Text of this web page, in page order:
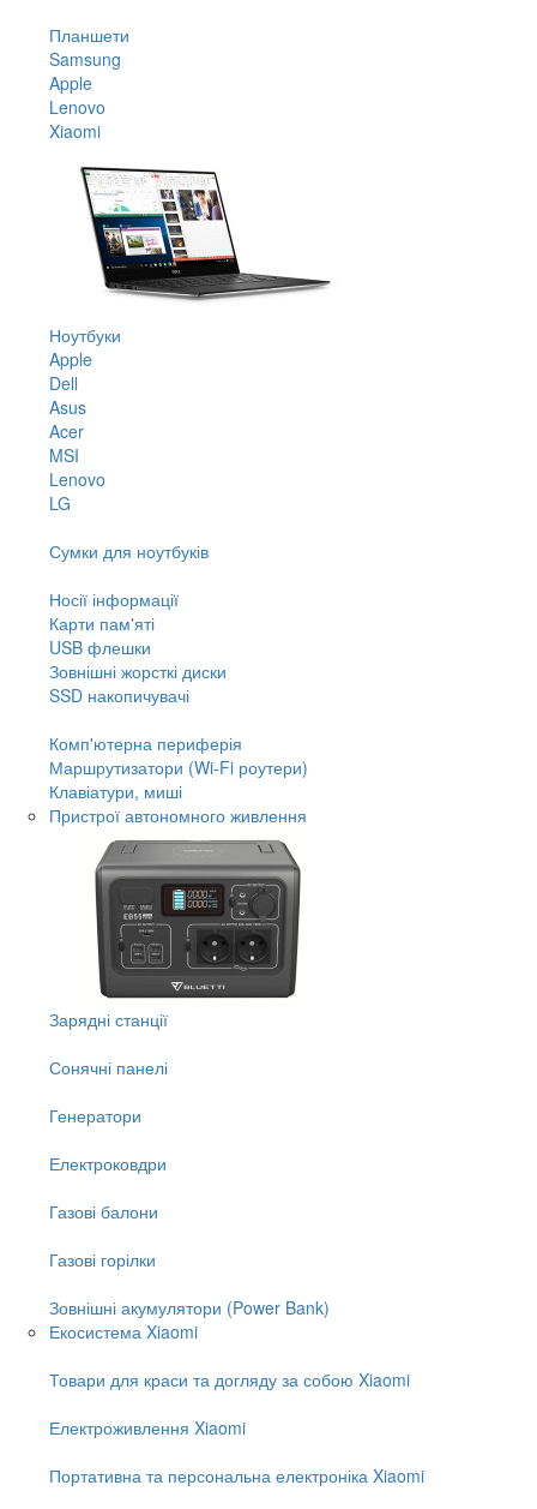
Планшети
Samsung
Apple
Lenovo
Xiaomi
Ноутбуки
Apple
Dell
Asus
Acer
MSI
Lenovo
LG
Сумки для ноутбуків
Носії інформації
Карти пам'яті
USB флешки
Зовнішні жорсткі диски
SSD накопичувачі
Комп'ютерна периферія
Маршрутизатори (Wi-Fi роутери)
Клавіатури, миші
Пристрої автономного живлення
Зарядні станції
Сонячні панелі
Генератори
Електроковдри
Газові балони
Газові горілки
Зовнішні акумулятори (Power Bank)
Екосистема Xiaomi
Товари для краси та догляду за собою Xiaomi
Електроживлення Xiaomi
Портативна та персональна електроніка Xiaomi